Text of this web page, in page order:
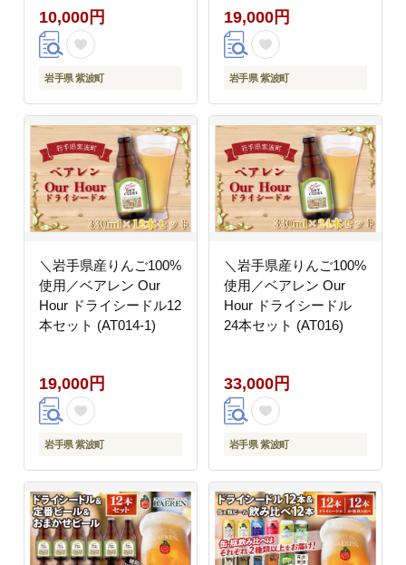
10,000円
岩手県 紫波町
19,000円
岩手県 紫波町
＼岩手県産りんご100%
使用／ベアレン Our
Hour ドライシードル12
本セット (AT014-1)
19,000円
岩手県 紫波町
＼岩手県産りんご100%
使用／ベアレン Our
Hour ドライシードル
24本セット (AT016)
33,000円
岩手県 紫波町